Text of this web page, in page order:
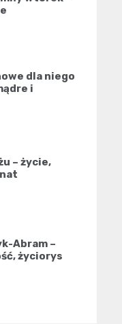
dla niego
i
– życie,
Abram –
życiorys